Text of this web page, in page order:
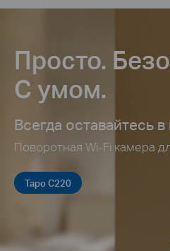
Просто.
С умом.
Всегда оставайтесь
Поворотная Wi-Fi камера
Tapo C220